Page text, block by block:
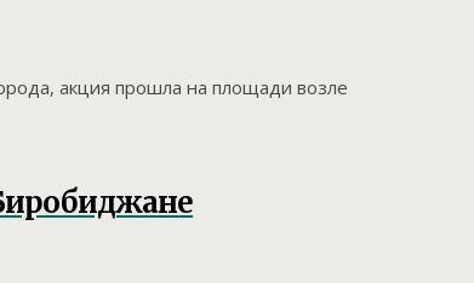
акция прошла на площади возле